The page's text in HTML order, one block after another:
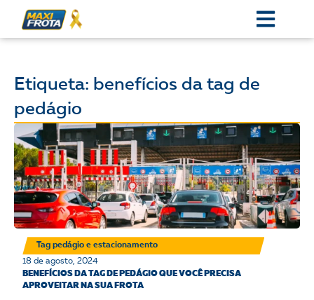
Etiqueta: benefícios da tag de
pedágio
Tag pedágio e estacionamento
18 de agosto, 2024
BENEFÍCIOS DA TAG DE PEDÁGIO QUE VOCÊ PRECISA
APROVEITAR NA SUA FROTA